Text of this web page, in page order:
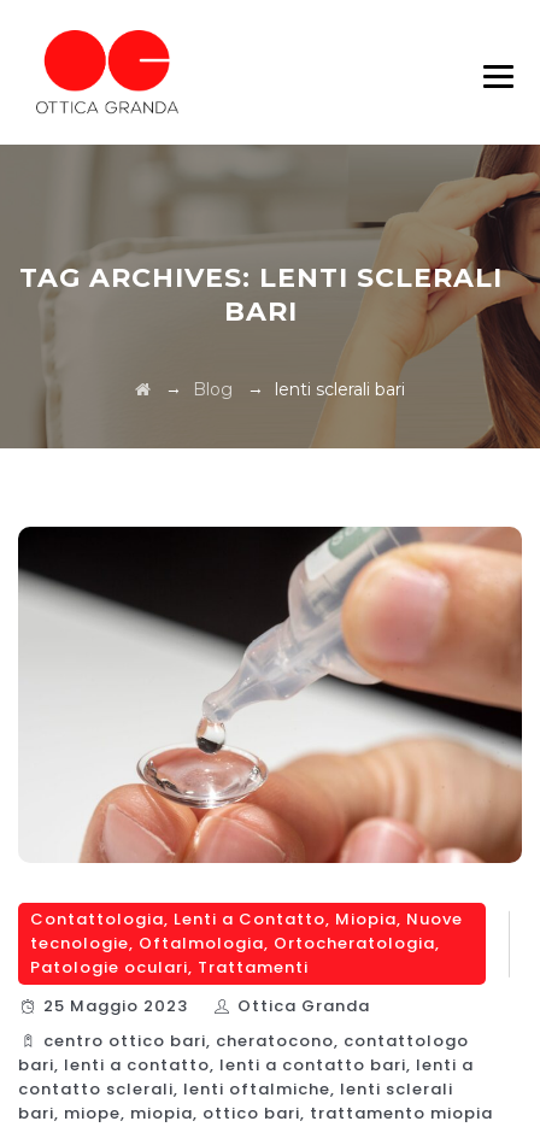
TAG ARCHIVES: LENTI SCLERALI
BARI
→ Blog → lenti sclerali bari
Contattologia, Lenti a Contatto, Miopia, Nuove
tecnologie, Oftalmologia, Ortocheratologia,
Patologie oculari, Trattamenti
25 Maggio 2023
Ottica Granda
centro ottico bari, cheratocono, contattologo
bari, lenti a contatto, lenti a contatto bari, lenti a
contatto sclerali, lenti oftalmiche, lenti sclerali
bari, miope, miopia, ottico bari, trattamento miopia